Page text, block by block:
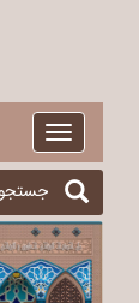
Toggle